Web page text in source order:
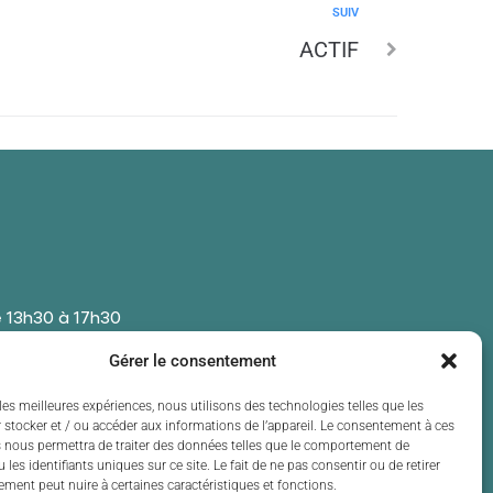
Gérer le consentement
meilleures expériences, nous utilisons des technologies telles que les
et / ou accéder aux informations de l’appareil. Le consentement à ces
permettra de traiter des données telles que le comportement de
les identifiants uniques sur ce site. Le fait de ne pas consentir ou de retirer
peut nuire à certaines caractéristiques et fonctions.
SUIV
ACTIF
à 17h30
à 17h30
13h30 à 17h30
à 17h30
de 13h30 à 17h30